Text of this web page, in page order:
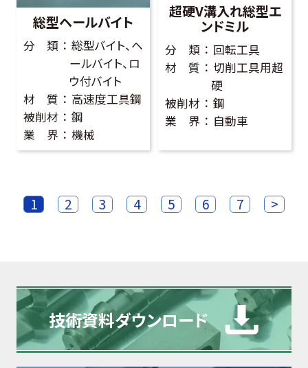
総型ヘールバイト
分 類
総型バイト、ヘ
ールバイト、ロ
ウ付バイト
材 質
高速度工具鋼
被削材
鋼
業 界
機械
超硬V溝入れ総型エ
ンドミル
分 類
回転工具
材 質
切削工具用超
硬
被削材
鋼
業 界
自動車
1 2 3 4 5 6 7 >
技術資料ダウンロード